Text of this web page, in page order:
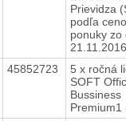
Prievidza
podľa
ponuky zo
21.11.2016
45852723
5 x ročná
SOFT
Bussiness
Premium1